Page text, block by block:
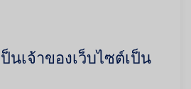
นเจ้าของเว็บไซต์เป็น